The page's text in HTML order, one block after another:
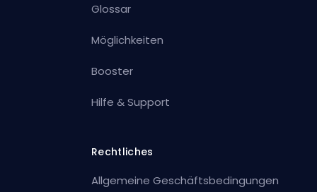
Glossar
Möglichkeiten
Booster
Hilfe & Support
Rechtliches
Allgemeine Geschäftsbedingungen